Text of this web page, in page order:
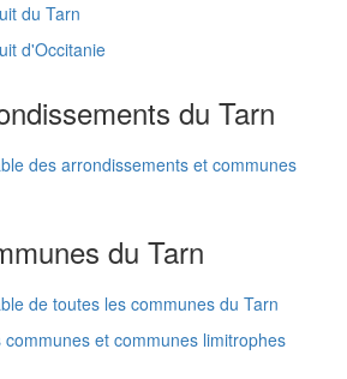
du Tarn
d'Occitanie
du Tarn
des arrondissements et communes
du Tarn
de toutes les communes du Tarn
et communes limitrophes